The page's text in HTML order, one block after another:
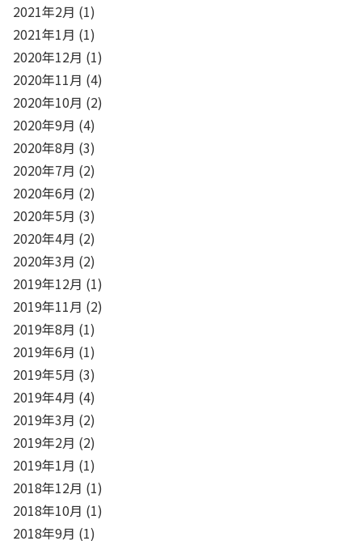
2021年2月 (1)
2021年1月 (1)
2020年12月 (1)
2020年11月 (4)
2020年10月 (2)
2020年9月 (4)
2020年8月 (3)
2020年7月 (2)
2020年6月 (2)
2020年5月 (3)
2020年4月 (2)
2020年3月 (2)
2019年12月 (1)
2019年11月 (2)
2019年8月 (1)
2019年6月 (1)
2019年5月 (3)
2019年4月 (4)
2019年3月 (2)
2019年2月 (2)
2019年1月 (1)
2018年12月 (1)
2018年10月 (1)
2018年9月 (1)